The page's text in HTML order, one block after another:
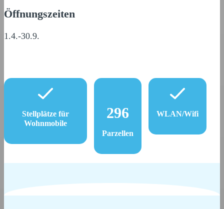
Öffnungszeiten
1.4.-30.9.
Stellplätze für
Wohnmobile
296
Parzellen
WLAN/Wifi